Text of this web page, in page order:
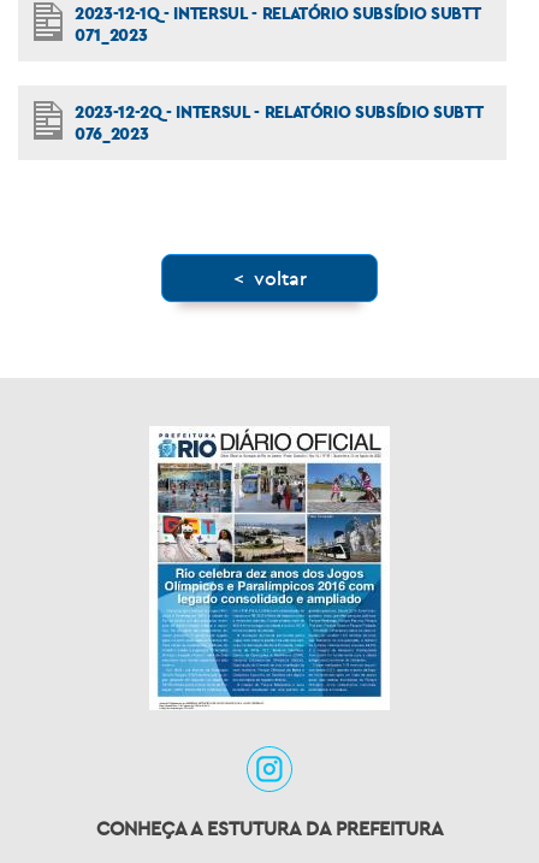
2023-12-1Q - INTERSUL - RELATÓRIO SUBSÍDIO SUBTT
071_2023
2023-12-2Q - INTERSUL - RELATÓRIO SUBSÍDIO SUBTT
076_2023
< voltar
CONHEÇA A ESTUTURA DA PREFEITURA